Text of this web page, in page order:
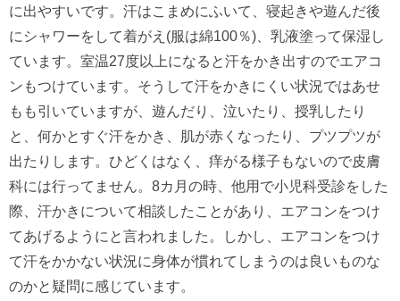
に出やすいです。汗はこまめにふいて、寝起きや遊んだ後
にシャワーをして着がえ(服は綿100％)、乳液塗って保湿し
ています。室温27度以上になると汗をかき出すのでエアコ
ンもつけています。そうして汗をかきにくい状況ではあせ
もも引いていますが、遊んだり、泣いたり、授乳したり
と、何かとすぐ汗をかき、肌が赤くなったり、プツプツが
出たりします。ひどくはなく、痒がる様子もないので皮膚
科には行ってません。8カ月の時、他用で小児科受診をした
際、汗かきについて相談したことがあり、エアコンをつけ
てあげるようにと言われました。しかし、エアコンをつけ
て汗をかかない状況に身体が慣れてしまうのは良いものな
のかと疑問に感じています。